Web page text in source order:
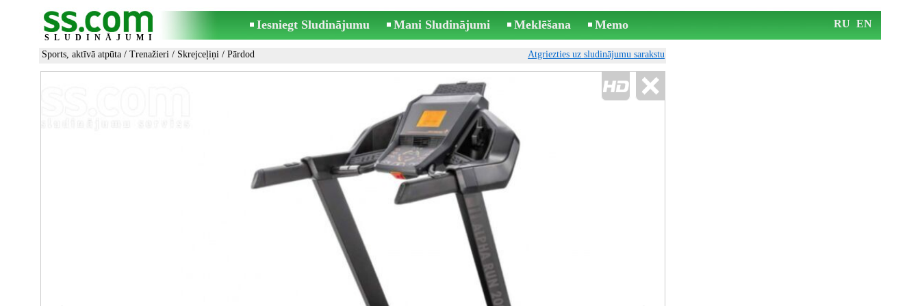
SLUDINĀJUMI
Iesniegt Sludinājumu Mani Sludinājumi Meklēšana Memo RU EN
Sports, aktīvā atpūta / Trenažieri / Skrejceļiņi / Pārdod Atgriezties uz sludinājumu sarakstu